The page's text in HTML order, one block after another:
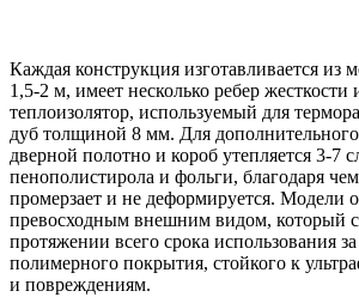
Каждая конструкция изготавливается из
1,5-2 м, имеет несколько ребер
теплоизолятор, используемый для
дуб толщиной 8 мм. Для
дверной полотно и короб утепляется 3-7
пенополистирола и фольги, благодаря
промерзает и не деформируется. Модели
превосходным внешним видом, который
протяжении всего срока использования
полимерного покрытия, стойкого к
и повреждениям.